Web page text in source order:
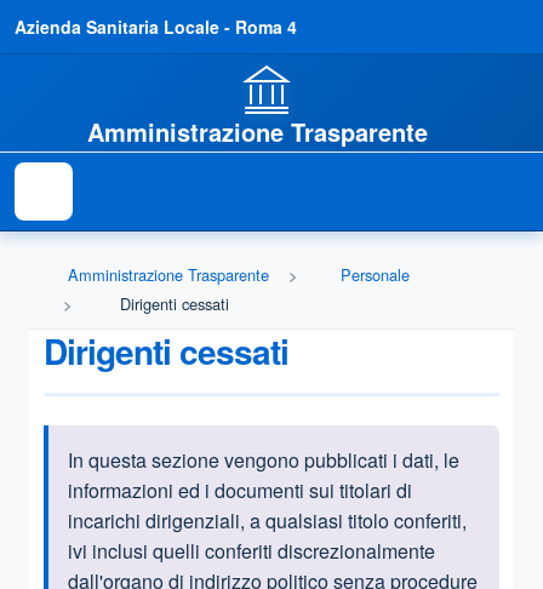
Azienda Sanitaria Locale - Roma 4
Amministrazione Trasparente
Amministrazione Trasparente
Personale
Dirigenti cessati
Dirigenti cessati
Informazioni introduttive
In questa sezione vengono pubblicati i dati, le
informazioni ed i documenti sui titolari di
incarichi dirigenziali, a qualsiasi titolo conferiti,
ivi inclusi quelli conferiti discrezionalmente
dall'organo di indirizzo politico senza procedure